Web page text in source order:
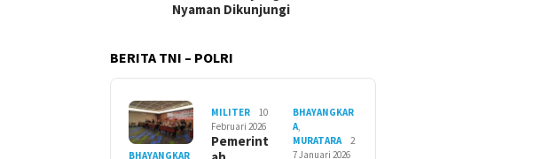
Nyaman Dikunjungi
BERITA TNI – POLRI
BHAYANGKAR
MILITER
10
Februari 2026
Pemerint
BHAYANGKAR
A,
MURATARA
2
7 Januari 2026